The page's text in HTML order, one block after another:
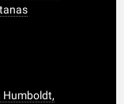
Humboldt,